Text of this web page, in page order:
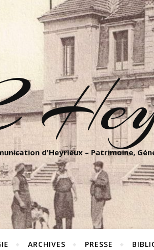
d'Heyrieux – Patrimoine,
ARCHIVES PRESSE